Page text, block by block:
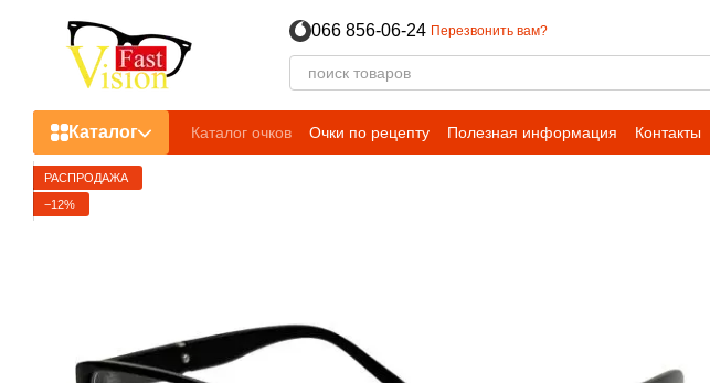
066 856-06-24 Перезвонить вам?
Каталог Каталог очков Очки по рецепту Полезная информация Контакты
РАСПРОДАЖА
−12%